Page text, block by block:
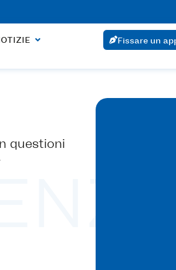
Appuntamento entro 24 ore se
Fissare un
questioni